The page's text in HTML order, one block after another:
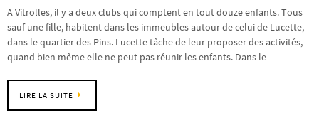
A Vitrolles, il y a deux clubs qui comptent en tout douze enfants. Tous
sauf une fille, habitent dans les immeubles autour de celui de Lucette,
dans le quartier des Pins. Lucette tâche de leur proposer des activités,
quand bien même elle ne peut pas réunir les enfants. Dans le…
LIRE LA SUITE